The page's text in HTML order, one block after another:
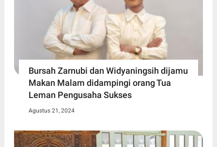
Bursah Zarnubi dan Widyaningsih dijamu
Makan Malam didampingi orang Tua
Leman Pengusaha Sukses
Agustus 21, 2024